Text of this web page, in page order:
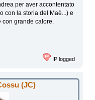
per aver accontentato
con la storia del Maè...) e
grande calore.
IP logged
(JC)